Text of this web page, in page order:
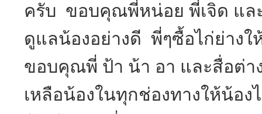
ครับ ขอบคุณพี่หน่อย พี่เจิด แล
ดูแลน้องอย่างดี พี่ๆซื้อไก่ย่างใ
ขอบคุณพี่ ป้า น้า อา และสื่อต่า
เหลือน้องในทุกช่องทางให้น้อ